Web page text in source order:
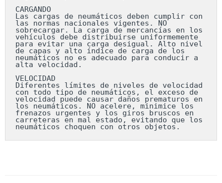
CARGANDO
Las cargas de neumáticos deben cumplir con
las normas nacionales vigentes. NO
sobrecargar. La carga de mercancías en los
vehículos debe distribuirse uniformemente
para evitar una carga desigual. Alto nivel
de capas y alto índice de carga de los
neumáticos no es adecuado para conducir a
alta velocidad.
VELOCIDAD
Diferentes límites de niveles de velocidad
con todo tipo de neumáticos, el exceso de
velocidad puede causar daños prematuros en
los neumáticos. NO acelere, minimice los
frenazos urgentes y los giros bruscos en
carreteras en mal estado, evitando que los
neumáticos choquen con otros objetos.